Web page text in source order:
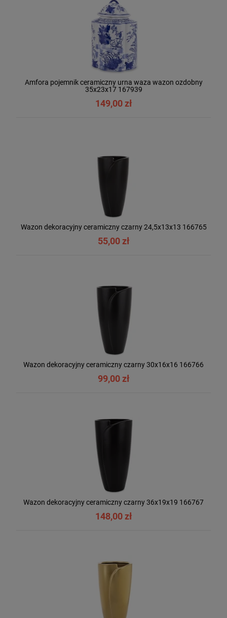
Amfora pojemnik ceramiczny urna waza wazon ozdobny
35x23x17 167939
149,00 zł
Wazon dekoracyjny ceramiczny czarny 24,5x13x13 166765
55,00 zł
Wazon dekoracyjny ceramiczny czarny 30x16x16 166766
99,00 zł
Wazon dekoracyjny ceramiczny czarny 36x19x19 166767
148,00 zł